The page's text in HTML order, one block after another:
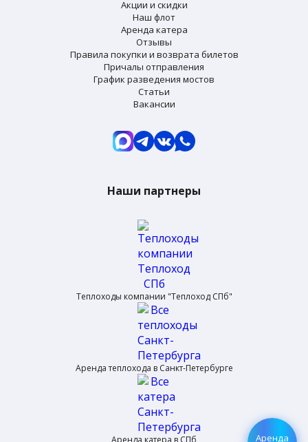
Акции и скидки
Наш флот
Аренда катера
Отзывы
Правила покупки и возврата билетов
Причалы отправления
График разведения мостов
Статьи
Вакансии
Наши партнеры
Теплоходы компании "Теплоход СПб"
Аренда теплохода в Санкт-Петербурге
Аренда катера в СПб Аренда